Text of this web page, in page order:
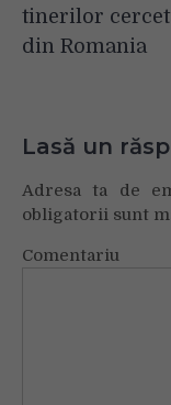
tinerilor
din Romania
Lasă un
Adresa ta de
obligatorii sunt
Comentariu